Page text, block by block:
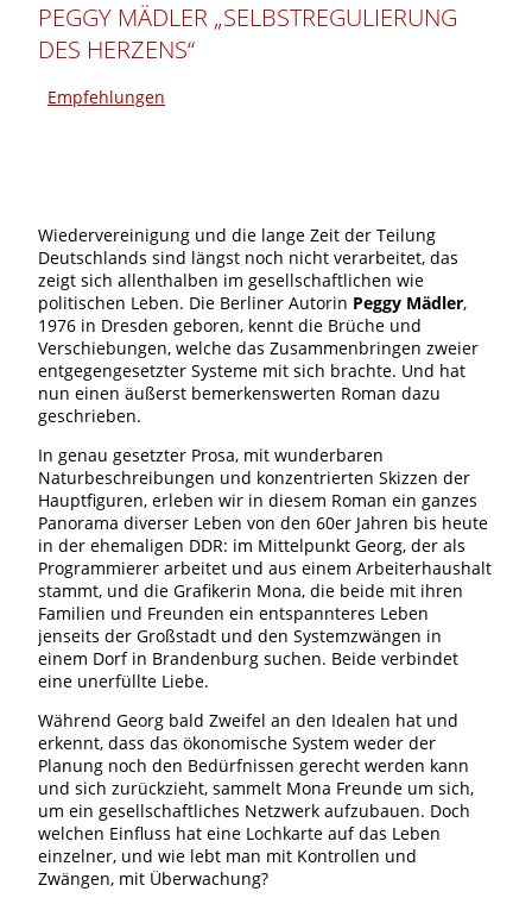
PEGGY MÄDLER „SELBSTREGULIERUNG
DES HERZENS“
Empfehlungen
Wiedervereinigung und die lange Zeit der Teilung
Deutschlands sind längst noch nicht verarbeitet, das
zeigt sich allenthalben im gesellschaftlichen wie
politischen Leben. Die Berliner Autorin Peggy Mädler,
1976 in Dresden geboren, kennt die Brüche und
Verschiebungen, welche das Zusammenbringen zweier
entgegengesetzter Systeme mit sich brachte. Und hat
nun einen äußerst bemerkenswerten Roman dazu
geschrieben.
In genau gesetzter Prosa, mit wunderbaren
Naturbeschreibungen und konzentrierten Skizzen der
Hauptfiguren, erleben wir in diesem Roman ein ganzes
Panorama diverser Leben von den 60er Jahren bis heute
in der ehemaligen DDR: im Mittelpunkt Georg, der als
Programmierer arbeitet und aus einem Arbeiterhaushalt
stammt, und die Grafikerin Mona, die beide mit ihren
Familien und Freunden ein entspannteres Leben
jenseits der Großstadt und den Systemzwängen in
einem Dorf in Brandenburg suchen. Beide verbindet
eine unerfüllte Liebe.
Während Georg bald Zweifel an den Idealen hat und
erkennt, dass das ökonomische System weder der
Planung noch den Bedürfnissen gerecht werden kann
und sich zurückzieht, sammelt Mona Freunde um sich,
um ein gesellschaftliches Netzwerk aufzubauen. Doch
welchen Einfluss hat eine Lochkarte auf das Leben
einzelner, und wie lebt man mit Kontrollen und
Zwängen, mit Überwachung?